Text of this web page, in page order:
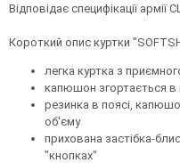
Відповідає специфікації армії
Короткий опис куртки
легка куртка з
капюшон згортається в
резинка в поясі,
об'єму
прихована застібка-
"кнопках"